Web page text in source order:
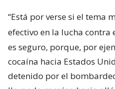
“Está por verse si el tema
efectivo en la lucha contra
es seguro, porque, por
cocaína hacia Estados
detenido por el